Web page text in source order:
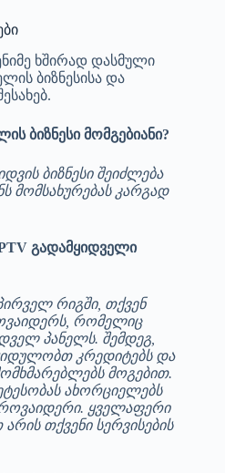
ხშირად დასმული
ბიზნესისა და
ბიზნესი მომგებიანი?
ბიზნესი შეიძლება
მომსახურებას კარგად
გადამყიდველი
პირველ რიგში, თქვენ
რომელიც
პანელს. შემდეგ,
კრედიტებს და
მოგებით.
ახორციელებს
ყველაფერი
თქვენი სერვისების